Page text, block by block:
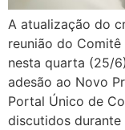
A atualização do
reunião do
nesta quarta (25/
adesão ao Novo
Portal Único de
discutidos durante